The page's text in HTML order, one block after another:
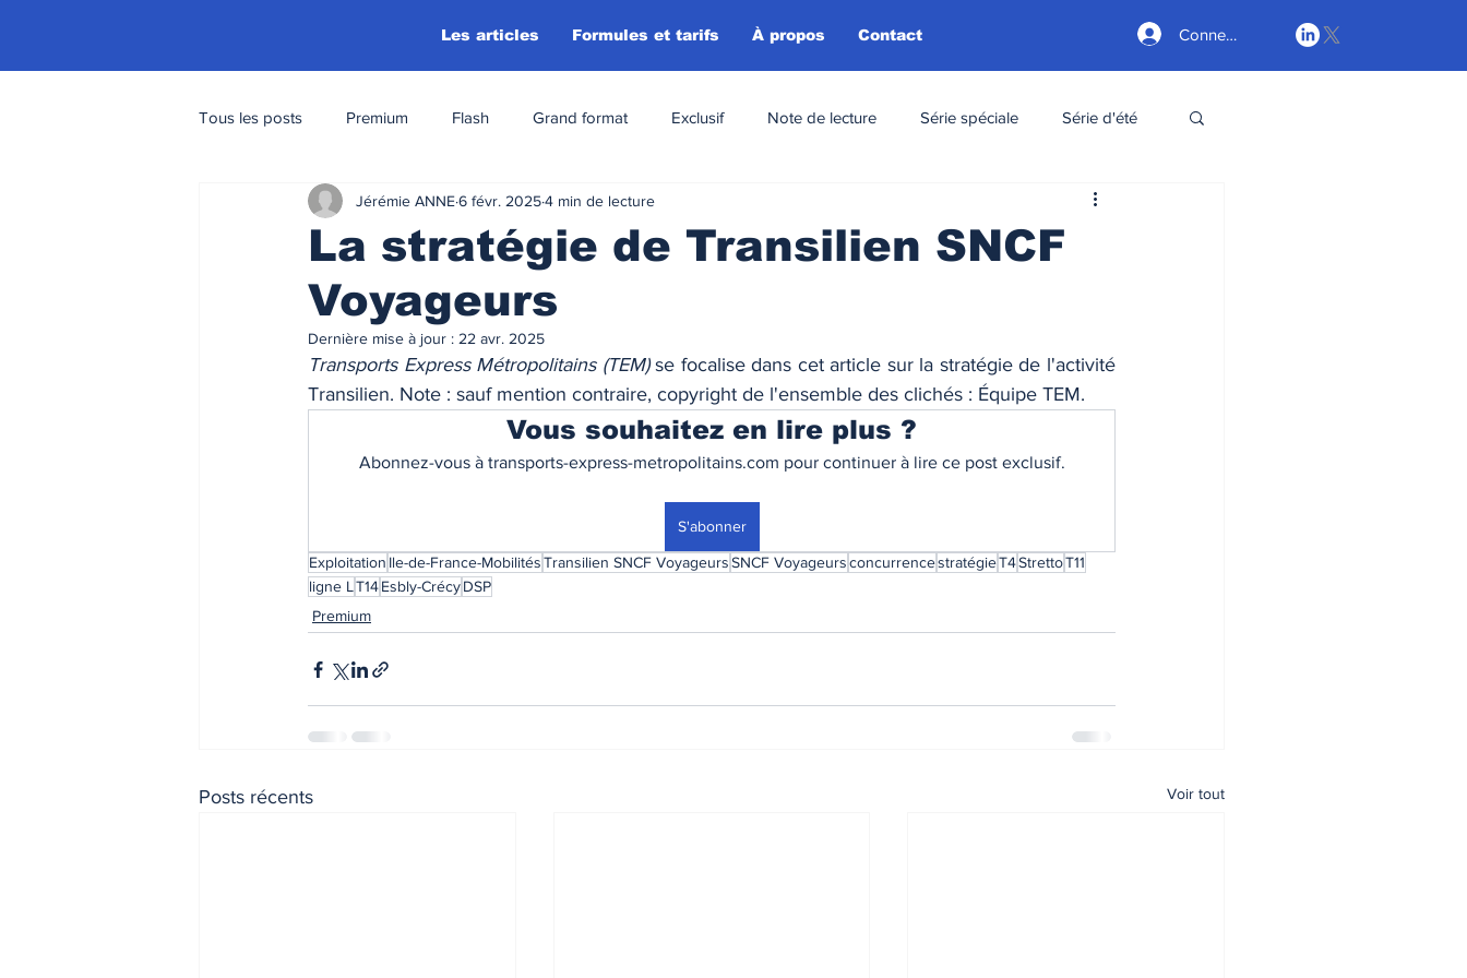
Les articles Formules et tarifs À propos Contact Connexion
Tous les posts Premium Flash Grand format Exclusif Note de lecture Série spéciale Série d'été
La stratégie de Transilien SNCF
Voyageurs
Jérémie ANNE6 févr. 20254 min de lecture
Dernière mise à jour : 22 avr. 2025
Transports Express Métropolitains (TEM) se focalise dans cet article sur la stratégie de l'activité
Transilien. Note : sauf mention contraire, copyright de l'ensemble des clichés : Équipe TEM.
Vous souhaitez en lire plus ?
Abonnez-vous à transports-express-metropolitains.com pour continuer à lire ce post exclusif.
S'abonner
Exploitation Ile-de-France-MobilitésTransilien SNCF VoyageursSNCF VoyageursconcurrencestratégieT4StrettoT11
ligne L T14Esbly-CrécyDSP
Premium
Posts récents Voir tout